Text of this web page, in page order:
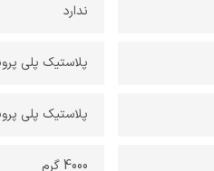
ندارد
پلاستیک پلی
پلاستیک پلی
4000 گرم